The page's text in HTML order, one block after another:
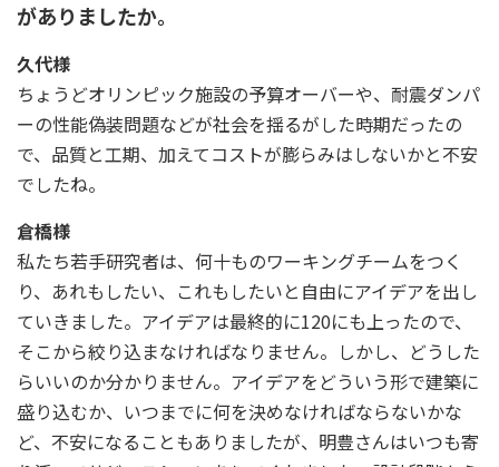
がありましたか。
久代様
ちょうどオリンピック施設の予算オーバーや、耐震ダンパ
ーの性能偽装問題などが社会を揺るがした時期だったの
で、品質と工期、加えてコストが膨らみはしないかと不安
でしたね。
倉橋様
私たち若手研究者は、何十ものワーキングチームをつく
り、あれもしたい、これもしたいと自由にアイデアを出し
ていきました。アイデアは最終的に120にも上ったので、
そこから絞り込まなければなりません。しかし、どうした
らいいのか分かりません。アイデアをどういう形で建築に
盛り込むか、いつまでに何を決めなければならないかな
ど、不安になることもありましたが、明豊さんはいつも寄